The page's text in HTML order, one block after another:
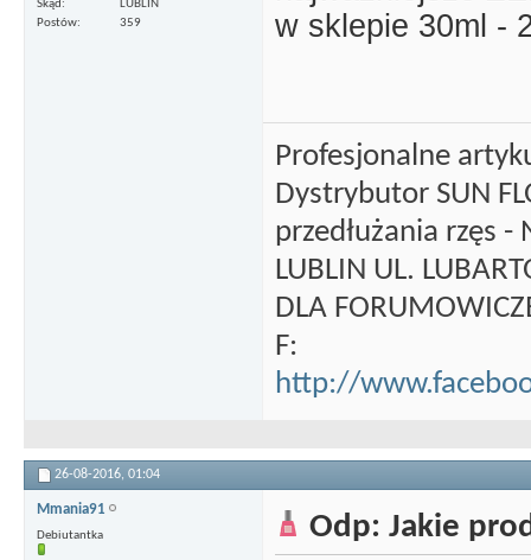
Skąd
LUBLIN
Postów
359
w sklepie 30ml -
Profesjonalne
Dystrybutor SUN
przedłużania rzęs -
LUBLIN UL.
DLA
F:
http://
26-08-2016, 01:04
Mmania91
Debiutantka Odp: Jakie